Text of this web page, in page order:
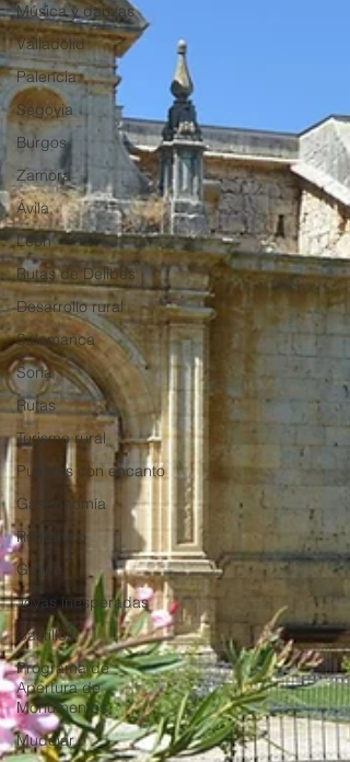
Música y danzas
Valladolid
Palencia
Segovia
Burgos
Zamora
Ávila
León
Rutas de Delibes
Desarrollo rural
Salamanca
Soria
Rutas
Turismo rural
Pueblos con encanto
Gastronomía
Románico
Gótico
Joyas inesperadas
Castillos
Programa de
Apertura de
Monumentos
Mudéjar